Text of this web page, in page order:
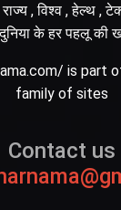
, विश्व , हेल्थ ,
दुनिया के हर पहलू
is part
family of sites
Contact us